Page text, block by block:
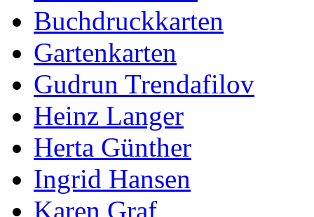
Buchdruckkarten
Gartenkarten
Gudrun Trendafilov
Heinz Langer
Herta Günther
Ingrid Hansen
Karen Graf